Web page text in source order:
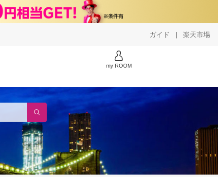
ガイド | 楽天市場
my ROOM